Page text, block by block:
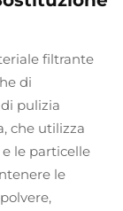
filtrante
di
pulizia
che utilizza
le particelle
le